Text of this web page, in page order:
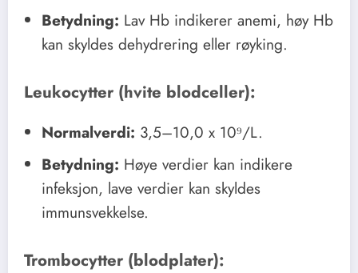
Betydning: Lav Hb indikerer anemi, høy Hb
kan skyldes dehydrering eller røyking.
Leukocytter (hvite blodceller):
Normalverdi: 3,5–10,0 x 10⁹/L.
Betydning: Høye verdier kan indikere
infeksjon, lave verdier kan skyldes
immunsvekkelse.
Trombocytter (blodplater):